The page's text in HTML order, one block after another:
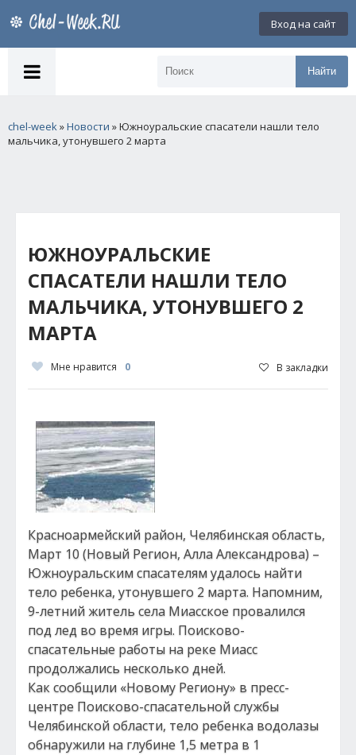
Вход на сайт
Найти
chel-week»Новости » Южноуральские спасатели нашли тело
мальчика, утонувшего 2 марта
ЮЖНОУРАЛЬСКИЕ
СПАСАТЕЛИ НАШЛИ ТЕЛО
МАЛЬЧИКА, УТОНУВШЕГО 2
МАРТА
Мне нравится 0 В закладки
Красноармейский район, Челябинская область,
Март 10 (Новый Регион, Алла Александрова) –
Южноуральским спасателям удалось найти
тело ребенка, утонувшего 2 марта. Напомним,
9-летний житель села Миасское провалился
под лед во время игры. Поисково-
спасательные работы на реке Миасс
продолжались несколько дней.
Как сообщили «Новому Региону» в пресс-
центре Поисково-спасательной службы
Челябинской области, тело ребенка водолазы
обнаружили на глубине 1,5 метра в 1